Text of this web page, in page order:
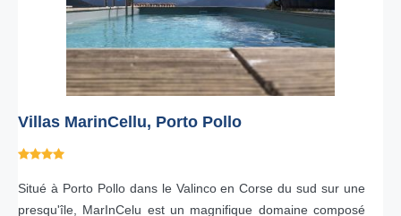
Villas MarinCellu, Porto Pollo
Situé à Porto Pollo dans le Valinco en Corse du sud sur une
presqu'île, MarInCelu est un magnifique domaine composé